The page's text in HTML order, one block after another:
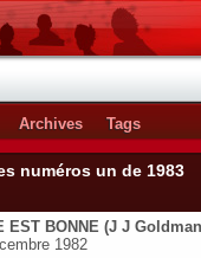
Archives Tags
numéros un de 1983
EST BONNE (J J
1982